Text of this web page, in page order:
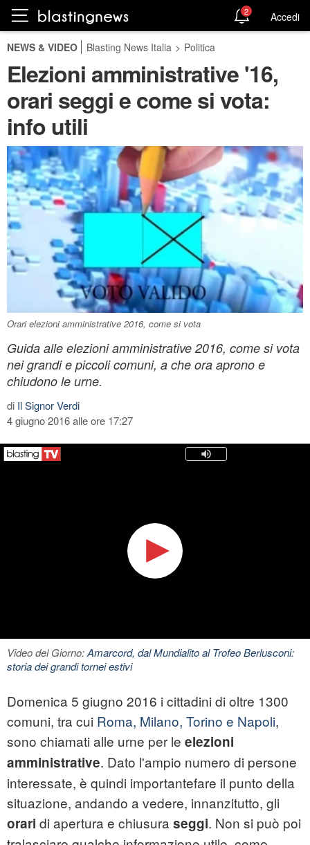
2 Accedi
NEWS & VIDEO Blasting News Italia > Politica
Elezioni amministrative '16,
orari seggi e come si vota:
info utili
Orari elezioni amministrative 2016, come si vota
Guida alle elezioni amministrative 2016, come si vota
nei grandi e piccoli comuni, a che ora aprono e
chiudono le urne.
di Il Signor Verdi
4 giugno 2016 alle ore 17:27
Video del Giorno:Amarcord, dal Mundialito al Trofeo Berlusconi:
storia dei grandi tornei estivi
Domenica 5 giugno 2016 i cittadini di oltre 1300
comuni, tra cui Roma, Milano, Torino e Napoli,
sono chiamati alle urne per le elezioni
amministrative. Dato l'ampio numero di persone
interessate, è quindi importantefare il punto della
situazione, andando a vedere, innanzitutto, gli
orari di apertura e chiusura seggi. Non si può poi